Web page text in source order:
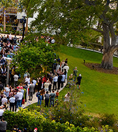
on Human Rights
Geistliche